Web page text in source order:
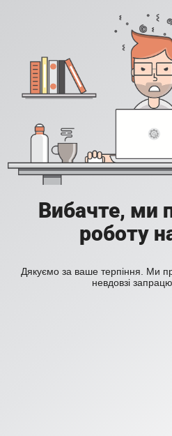
Вибачте, ми
роботу
Дякуємо за ваше терпіння. Ми
невдовзі